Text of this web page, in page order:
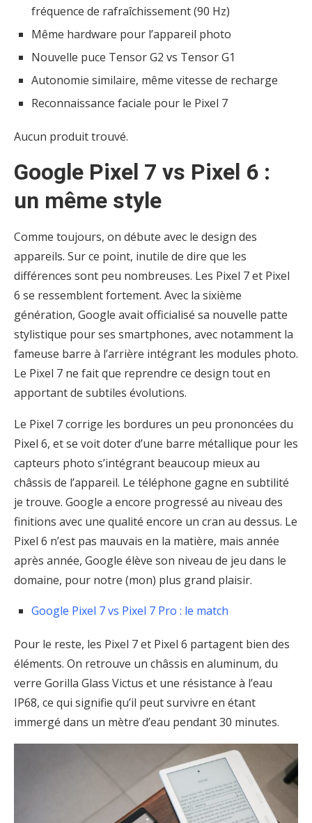
fréquence de rafraîchissement (90 Hz)
Même hardware pour l’appareil photo
Nouvelle puce Tensor G2 vs Tensor G1
Autonomie similaire, même vitesse de recharge
Reconnaissance faciale pour le Pixel 7
Aucun produit trouvé.
Google Pixel 7 vs Pixel 6 :
un même style
Comme toujours, on débute avec le design des
appareils. Sur ce point, inutile de dire que les
différences sont peu nombreuses. Les Pixel 7 et Pixel
6 se ressemblent fortement. Avec la sixième
génération, Google avait officialisé sa nouvelle patte
stylistique pour ses smartphones, avec notamment la
fameuse barre à l’arrière intégrant les modules photo.
Le Pixel 7 ne fait que reprendre ce design tout en
apportant de subtiles évolutions.
Le Pixel 7 corrige les bordures un peu prononcées du
Pixel 6, et se voit doter d’une barre métallique pour les
capteurs photo s’intégrant beaucoup mieux au
châssis de l’appareil. Le téléphone gagne en subtilité
je trouve. Google a encore progressé au niveau des
finitions avec une qualité encore un cran au dessus. Le
Pixel 6 n’est pas mauvais en la matière, mais année
après année, Google élève son niveau de jeu dans le
domaine, pour notre (mon) plus grand plaisir.
Google Pixel 7 vs Pixel 7 Pro : le match
Pour le reste, les Pixel 7 et Pixel 6 partagent bien des
éléments. On retrouve un châssis en aluminum, du
verre Gorilla Glass Victus et une résistance à l’eau
IP68, ce qui signifie qu’il peut survivre en étant
immergé dans un mètre d’eau pendant 30 minutes.